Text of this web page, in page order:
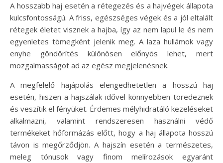
A hosszabb haj esetén a rétegezés és a hajvégek állapota
kulcsfontosságú. A friss, egészséges végek és a jól eltalált
rétegek életet visznek a hajba, így az nem lapul le és nem
egyenletes tömegként jelenik meg. A laza hullámok vagy
enyhe göndörítés különösen előnyös lehet, mert
mozgalmasságot ad az egész megjelenésnek.
A megfelelő hajápolás elengedhetetlen a hosszú haj
esetén, hiszen a hajszálak idővel könnyebben töredeznek
és veszítik el fényüket. Érdemes mélyhidratáló kezeléseket
alkalmazni, valamint rendszeresen használni védő
termékeket hőformázás előtt, hogy a haj állapota hosszú
távon is megőrződjön. A hajszín esetén a természetes,
meleg tónusok vagy finom melírozások egyaránt